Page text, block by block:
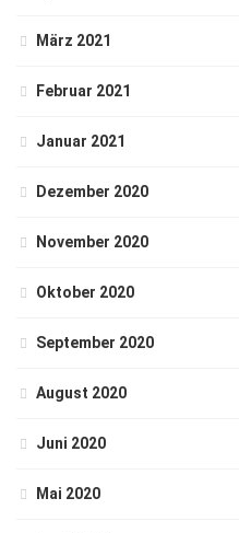
März 2021
Februar 2021
Januar 2021
Dezember 2020
November 2020
Oktober 2020
September 2020
August 2020
Juni 2020
Mai 2020